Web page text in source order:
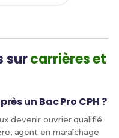
surcarrières et
un Bac Pro CPH ?
devenir ouvrier qualifié
agent en maraîchage